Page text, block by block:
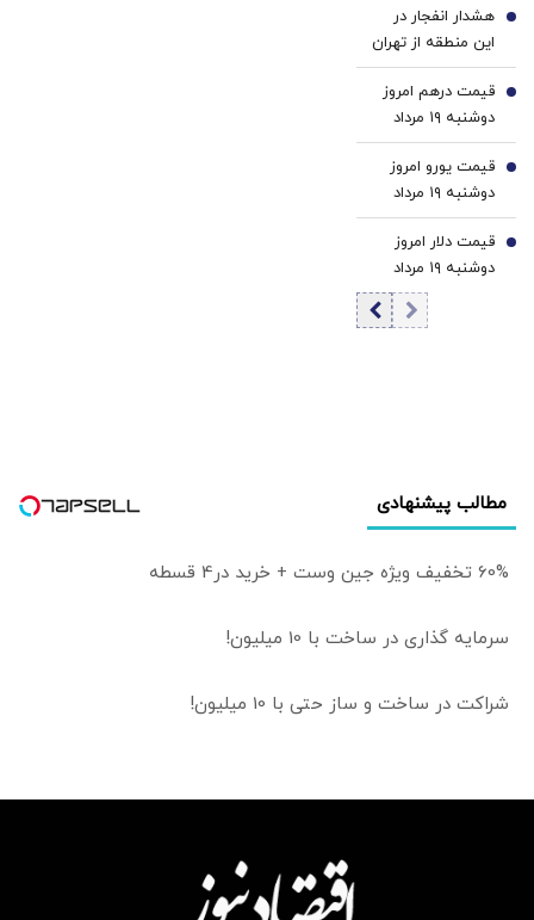
هشدار انفجار در
این منطقه از تهران
4
قیمت درهم امروز
دوشنبه ۱۹ مرداد
۱۴۰۵/ افزایش
قیمت درهم
5
قیمت یورو امروز
دوشنبه ۱۹ مرداد
۱۴۰۵/ کاهش
قیمت یورو
6
قیمت دلار امروز
دوشنبه ۱۹ مرداد
۱۴۰۵/ افزایش
7
مطالب پیشنهادی
60% تخفیف ویژه جین وست + خرید در4 قسطه
سرمایه گذاری در ساخت با 10 میلیون!
شراکت در ساخت و ساز حتی با 10 میلیون!